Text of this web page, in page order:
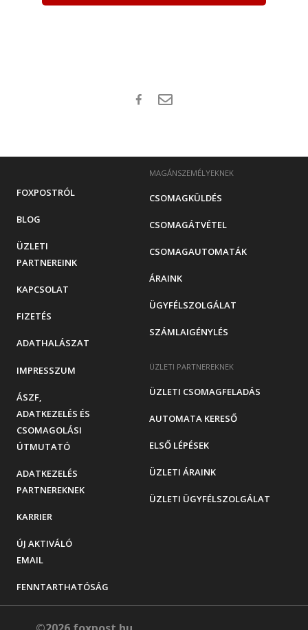
MAGÁNSZEMÉLYEKNEK
CSOMAGKÜLDÉS
CSOMAGÁTVÉTEL
CSOMAGAUTOMATÁK
ÁRAINK
ÜGYFÉLSZOLGÁLAT
SZÁMLAIGÉNYLÉS
ÜZLETI PARTNEREKNEK
ÜZLETI CSOMAGFELADÁS
AUTOMATA KERESŐ
ELSŐ LÉPÉSEK
ÜZLETI ÁRAINK
ÜZLETI ÜGYFÉLSZOLGÁLAT
FOXPOSTRÓL
BLOG
ÜZLETI
PARTNEREINK
KAPCSOLAT
FIZETÉS
ADATHALÁSZAT
IMPRESSZUM
ÁSZF,
ADATKEZELÉS ÉS
CSOMAGOLÁSI
ÚTMUTATÓ
ADATKEZELÉS
PARTNEREKNEK
KARRIER
ÚJ AKTIVÁLÓ
EMAIL
FENNTARTHATÓSÁG